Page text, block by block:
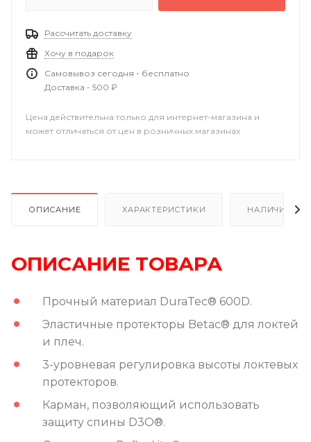
Рассчитать доставку
Хочу в подарок
Самовывоз сегодня - бесплатно
Доставка - 500 ₽
Цена действительна только для интернет-магазина и
может отличаться от цен в розничных магазинах
ОПИСАНИЕ ХАРАКТЕРИСТИКИ НАЛИЧИЕ В
ОПИСАНИЕ ТОВАРА
Прочный материал DuraTec® 600D.
Эластичные протекторы Betac® для локтей
и плеч.
3-уровневая регулировка высоты локтевых
протекторов.
Карман, позволяющий использовать
защиту спины D3O®.